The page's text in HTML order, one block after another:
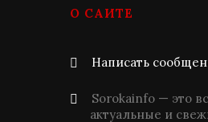
О САЙТЕ
Написать
Sorokainfo — это
актуальные и